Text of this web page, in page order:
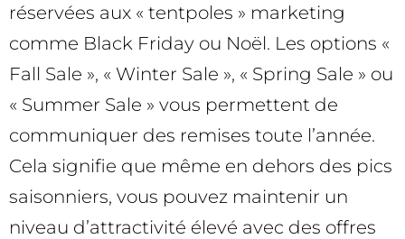
réservées aux « tentpoles » marketing
comme Black Friday ou Noël. Les options «
Fall Sale », « Winter Sale », « Spring Sale » ou
« Summer Sale » vous permettent de
communiquer des remises toute l’année.
Cela signifie que même en dehors des pics
saisonniers, vous pouvez maintenir un
niveau d’attractivité élevé avec des offres